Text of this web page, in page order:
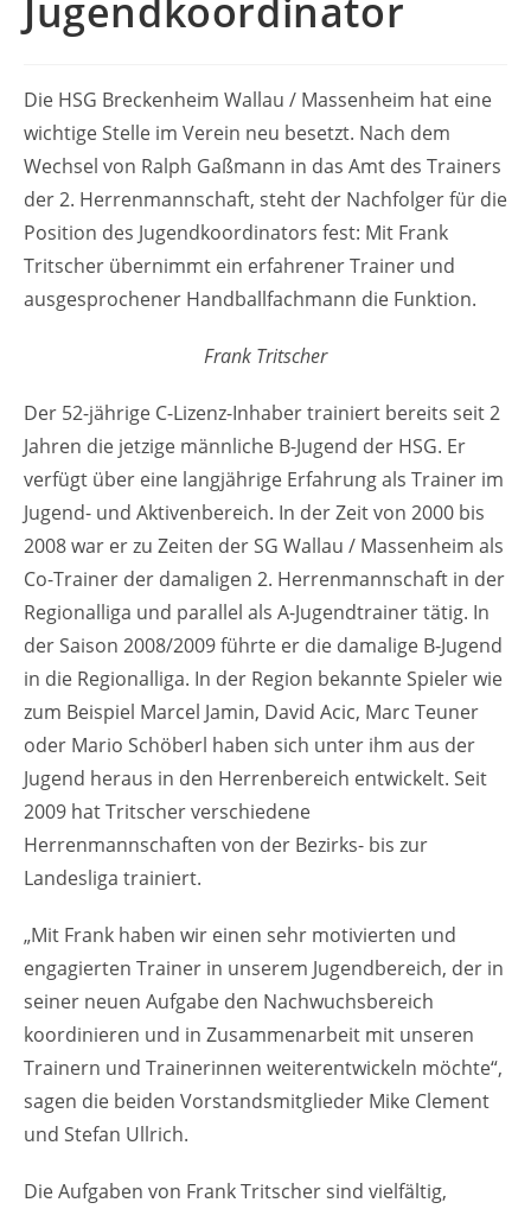
Jugendkoordinator
Die HSG Breckenheim Wallau / Massenheim hat eine
wichtige Stelle im Verein neu besetzt. Nach dem
Wechsel von Ralph Gaßmann in das Amt des Trainers
der 2. Herrenmannschaft, steht der Nachfolger für die
Position des Jugendkoordinators fest: Mit Frank
Tritscher übernimmt ein erfahrener Trainer und
ausgesprochener Handballfachmann die Funktion.
Frank Tritscher
Der 52-jährige C-Lizenz-Inhaber trainiert bereits seit 2
Jahren die jetzige männliche B-Jugend der HSG. Er
verfügt über eine langjährige Erfahrung als Trainer im
Jugend- und Aktivenbereich. In der Zeit von 2000 bis
2008 war er zu Zeiten der SG Wallau / Massenheim als
Co-Trainer der damaligen 2. Herrenmannschaft in der
Regionalliga und parallel als A-Jugendtrainer tätig. In
der Saison 2008/2009 führte er die damalige B-Jugend
in die Regionalliga. In der Region bekannte Spieler wie
zum Beispiel Marcel Jamin, David Acic, Marc Teuner
oder Mario Schöberl haben sich unter ihm aus der
Jugend heraus in den Herrenbereich entwickelt. Seit
2009 hat Tritscher verschiedene
Herrenmannschaften von der Bezirks- bis zur
Landesliga trainiert.
„Mit Frank haben wir einen sehr motivierten und
engagierten Trainer in unserem Jugendbereich, der in
seiner neuen Aufgabe den Nachwuchsbereich
koordinieren und in Zusammenarbeit mit unseren
Trainern und Trainerinnen weiterentwickeln möchte“,
sagen die beiden Vorstandsmitglieder Mike Clement
und Stefan Ullrich.
Die Aufgaben von Frank Tritscher sind vielfältig,